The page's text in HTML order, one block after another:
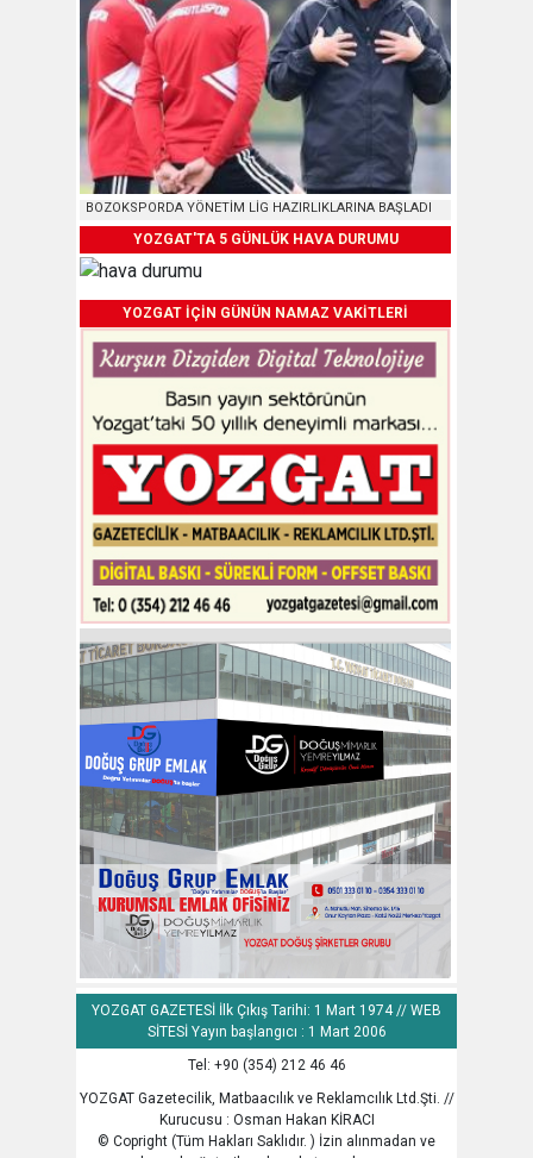
BOZOKSPORDA YÖNETİM LİG HAZIRLIKLARINA BAŞLADI
YOZGAT'TA 5 GÜNLÜK HAVA DURUMU
YOZGAT İÇİN GÜNÜN NAMAZ VAKİTLERİ
YOZGAT GAZETESİ İlk Çıkış Tarihi: 1 Mart 1974 // WEB
SİTESİ Yayın başlangıcı : 1 Mart 2006
Tel: +90 (354) 212 46 46
YOZGAT Gazetecilik, Matbaacılık ve Reklamcılık Ltd.Şti. //
Kurucusu : Osman Hakan KİRACI
© Copright (Tüm Hakları Saklıdır. ) İzin alınmadan ve